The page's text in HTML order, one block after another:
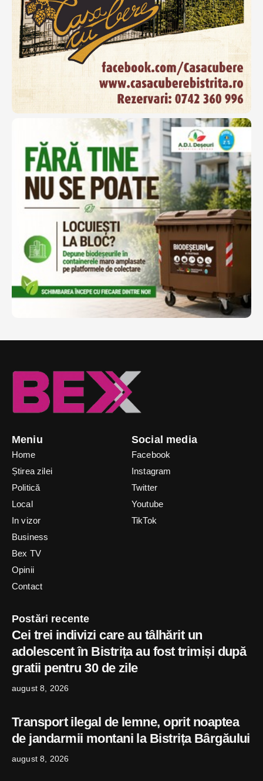
Meniu
Home
Știrea zilei
Politică
Local
In vizor
Business
Bex TV
Opinii
Contact
Social media
Facebook
Instagram
Twitter
Youtube
TikTok
Postări recente
Cei trei indivizi care au tâlhărit un
adolescent în Bistrița au fost trimiși după
gratii pentru 30 de zile
august 8, 2026
Transport ilegal de lemne, oprit noaptea
de jandarmii montani la Bistrița Bârgăului
august 8, 2026